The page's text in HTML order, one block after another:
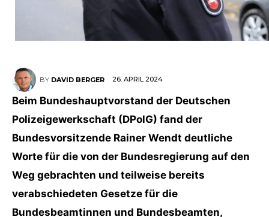
BY DAVID BERGER 26. APRIL 2024
Beim Bundeshauptvorstand der Deutschen
Polizeigewerkschaft (DPolG) fand der
Bundesvorsitzende Rainer Wendt deutliche
Worte für die von der Bundesregierung auf den
Weg gebrachten und teilweise bereits
verabschiedeten Gesetze für die
Bundesbeamtinnen und Bundesbeamten,